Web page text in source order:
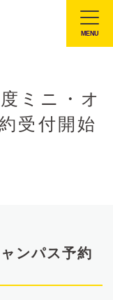
MENU
ミニ・オ
受付開始
ンパス予約